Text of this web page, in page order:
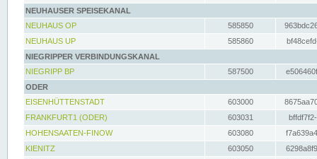
NEUHAUSER SPEISEKANAL
NEUHAUS OP
585850
NEUHAUS UP
585860
NIEGRIPPER VERBINDUNGSKANAL
NIEGRIPP BP
587500
ODER
EISENHÜTTENSTADT
603000
FRANKFURT1 (ODER)
603031
HOHENSAATEN-FINOW
603080
KIENITZ
603050